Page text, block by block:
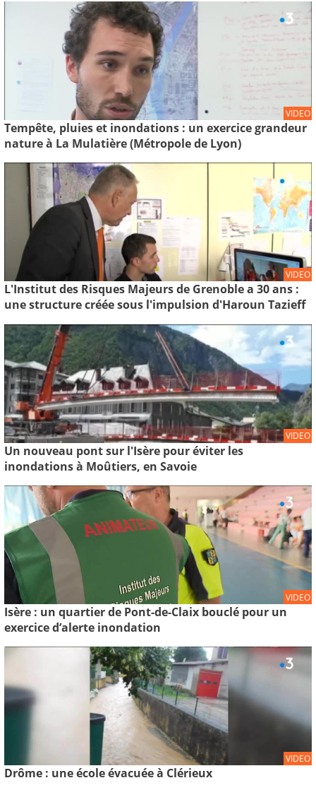
VIDEO
Tempête, pluies et inondations : un exercice grandeur
nature à La Mulatière (Métropole de Lyon)
VIDEO
L'Institut des Risques Majeurs de Grenoble a 30 ans :
une structure créée sous l'impulsion d'Haroun Tazieff
VIDEO
Un nouveau pont sur l'Isère pour éviter les
inondations à Moûtiers, en Savoie
VIDEO
Isère : un quartier de Pont-de-Claix bouclé pour un
exercice d’alerte inondation
VIDEO
Drôme : une école évacuée à Clérieux